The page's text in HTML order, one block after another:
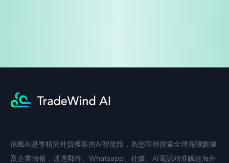
中文入口
信風AI是專精於外貿獲客的AI智能體，為您即時搜索全球海關數據
及企業情報，通過郵件、Whatsapp、社媒、AI電話精准觸達海外